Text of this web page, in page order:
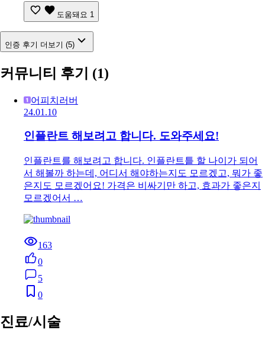
도움돼요 1
인증 후기 더보기 (5)
커뮤니티 후기 (1)
어피치러버
24.01.10
인플란트 해보려고 합니다. 도와주세요!
인플란트를 해보려고 합니다. 인플란트틑 할 나이가 되어
서 해볼까 하는데, 어디서 해야하는지도 모르겠고, 뭐가 좋
은지도 모르겠어요! 가격은 비싸기만 하고, 효과가 좋은지
모르겠어서 …
163
0
5
0
진료/시술